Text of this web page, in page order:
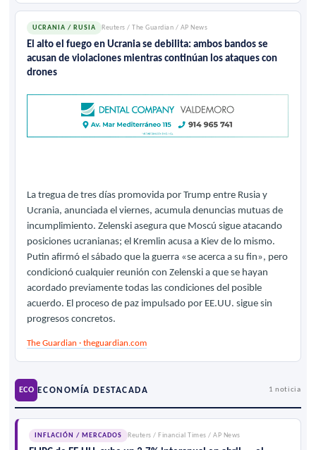
UCRANIA / RUSIA Reuters / The Guardian / AP News
El alto el fuego en Ucrania se debilita: ambos bandos se
acusan de violaciones mientras continúan los ataques con
drones
La tregua de tres días promovida por Trump entre Rusia y
Ucrania, anunciada el viernes, acumula denuncias mutuas de
incumplimiento. Zelenski asegura que Moscú sigue atacando
posiciones ucranianas; el Kremlin acusa a Kiev de lo mismo.
Putin afirmó el sábado que la guerra «se acerca a su fin», pero
condicionó cualquier reunión con Zelenski a que se hayan
acordado previamente todas las condiciones del posible
acuerdo. El proceso de paz impulsado por EE.UU. sigue sin
progresos concretos.
The Guardian · theguardian.com
ECO ECONOMÍA DESTACADA 1 noticia
INFLACIÓN / MERCADOS Reuters / Financial Times / AP News